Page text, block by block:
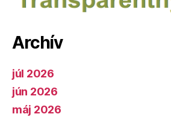
Archív
júl 2026
jún 2026
máj 2026